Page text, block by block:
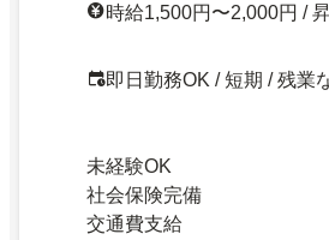
時給1,500円〜2,000円 /
即日勤務OK / 短期 / 残業
未経験OK
社会保険完備
交通費支給